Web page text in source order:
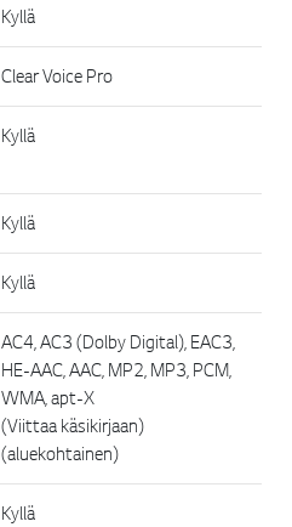
Kyllä
Clear Voice Pro
Kyllä
Kyllä
Kyllä
AC4, AC3 (Dolby Digital), EAC3,
HE-AAC, AAC, MP2, MP3, PCM,
WMA, apt-X
(Viittaa käsikirjaan)
(aluekohtainen)
Kyllä